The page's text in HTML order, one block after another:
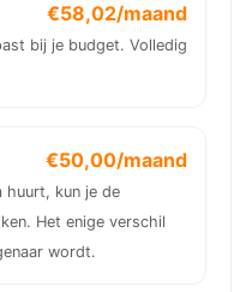
€58,02/maand
bij je budget. Volledig
€50,00/maand
huurt, kun je de
Het enige verschil
wordt.